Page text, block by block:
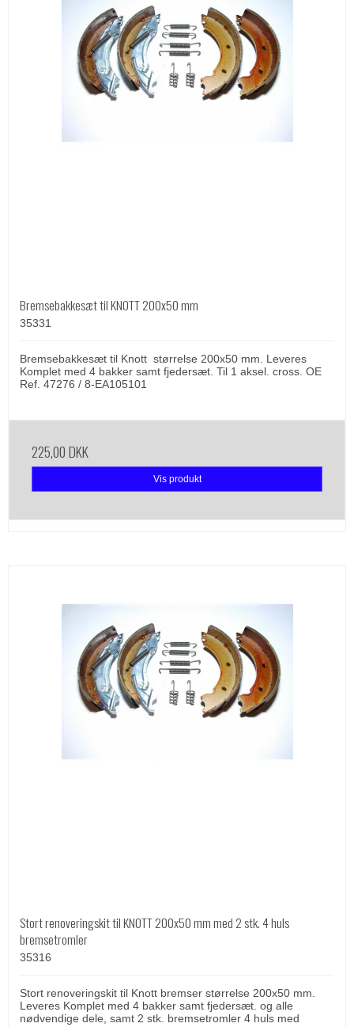
Bremsebakkesæt til KNOTT 200x50 mm
35331
Bremsebakkesæt til Knott størrelse 200x50 mm. Leveres
Komplet med 4 bakker samt fjedersæt. Til 1 aksel. cross. OE
Ref. 47276 / 8-EA105101
225,00 DKK
Vis produkt
Stort renoveringskit til KNOTT 200x50 mm med 2 stk. 4 huls
bremsetromler
35316
Stort renoveringskit til Knott bremser størrelse 200x50 mm.
Leveres Komplet med 4 bakker samt fjedersæt. og alle
nødvendige dele, samt 2 stk. bremsetromler 4 huls med